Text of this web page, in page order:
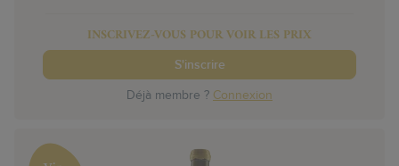
INSCRIVEZ-VOUS POUR VOIR LES PRIX
S'inscrire
Déjà membre ? Connexion